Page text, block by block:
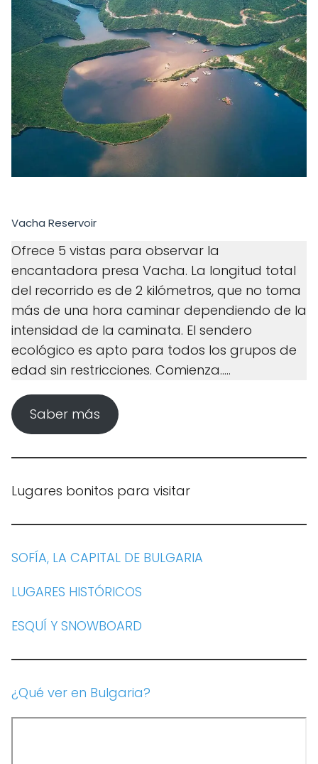
Vacha Reservoir
Ofrece 5 vistas para observar la
encantadora presa Vacha. La longitud total
del recorrido es de 2 kilómetros, que no toma
más de una hora caminar dependiendo de la
intensidad de la caminata. El sendero
ecológico es apto para todos los grupos de
edad sin restricciones. Comienza.....
Saber más
Lugares bonitos para visitar
SOFÍA, LA CAPITAL DE BULGARIA
LUGARES HISTÓRICOS
ESQUÍ Y SNOWBOARD
¿Qué ver en Bulgaria?